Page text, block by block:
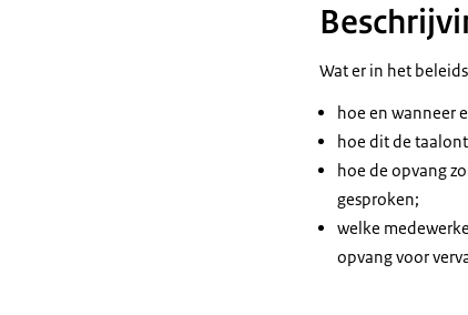
Wat er in het
hoe en wanneer
hoe dit de
hoe de opvang
gesproken;
welke
opvang voor